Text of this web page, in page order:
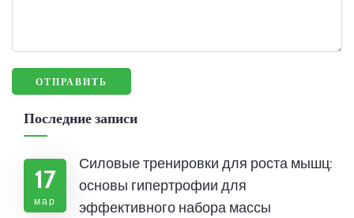
Последние записи
17
мар
Силовые тренировки для роста мышц:
основы гипертрофии для
эффективного набора массы